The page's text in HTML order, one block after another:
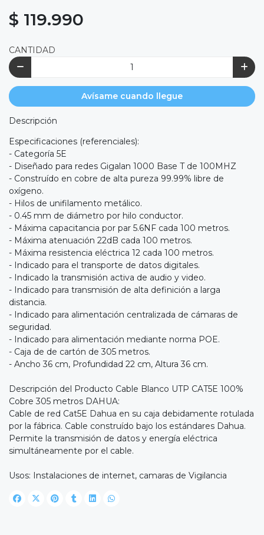
$ 119.990
CANTIDAD
Avísame cuando llegue
Descripción
Especificaciones (referenciales):
- Categoría 5E
- Diseñado para redes Gigalan 1000 Base T de 100MHZ
- Construído en cobre de alta pureza 99.99% libre de
oxígeno.
- Hilos de unifilamento metálico.
- 0.45 mm de diámetro por hilo conductor.
- Máxima capacitancia por par 5.6NF cada 100 metros.
- Máxima atenuación 22dB cada 100 metros.
- Máxima resistencia eléctrica 12 cada 100 metros.
- Indicado para el transporte de datos digitales.
- Indicado la transmisión activa de audio y video.
- Indicado para transmisión de alta definición a larga
distancia.
- Indicado para alimentación centralizada de cámaras de
seguridad.
- Indicado para alimentación mediante norma POE.
- Caja de de cartón de 305 metros.
- Ancho 36 cm, Profundidad 22 cm, Altura 36 cm.
Descripción del Producto Cable Blanco UTP CAT5E 100%
Cobre 305 metros DAHUA:
Cable de red Cat5E Dahua en su caja debidamente rotulada
por la fábrica. Cable construído bajo los estándares Dahua.
Permite la transmisión de datos y energía eléctrica
simultáneamente por el cable.
Usos: Instalaciones de internet, camaras de Vigilancia